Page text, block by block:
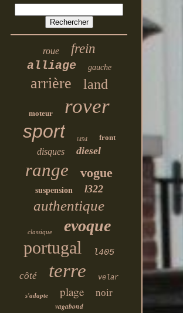
roue frein
alliage gauche
arrière land
moteur rover
sport l494 front
disques diesel
range vogue
suspension l322
authentique
classique evoque
portugal l405
côté terre velar
s'adapte plage noir
vagabond